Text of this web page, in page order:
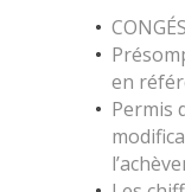
en
Permis